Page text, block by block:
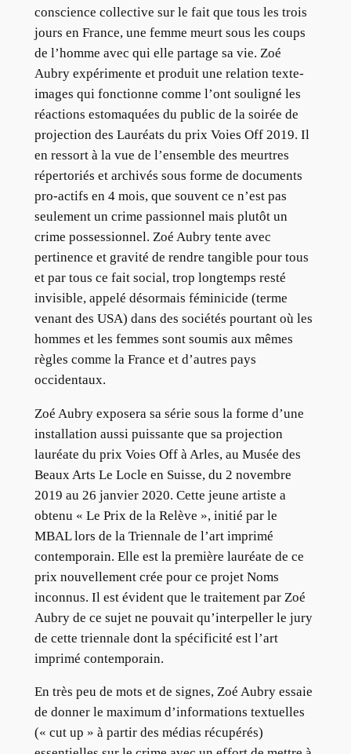
conscience collective sur le fait que tous les trois
jours en France, une femme meurt sous les coups
de l’homme avec qui elle partage sa vie. Zoé
Aubry expérimente et produit une relation texte-
images qui fonctionne comme l’ont souligné les
réactions estomaquées du public de la soirée de
projection des Lauréats du prix Voies Off 2019. Il
en ressort à la vue de l’ensemble des meurtres
répertoriés et archivés sous forme de documents
pro-actifs en 4 mois, que souvent ce n’est pas
seulement un crime passionnel mais plutôt un
crime possessionnel. Zoé Aubry tente avec
pertinence et gravité de rendre tangible pour tous
et par tous ce fait social, trop longtemps resté
invisible, appelé désormais féminicide (terme
venant des USA) dans des sociétés pourtant où les
hommes et les femmes sont soumis aux mêmes
règles comme la France et d’autres pays
occidentaux.
Zoé Aubry exposera sa série sous la forme d’une
installation aussi puissante que sa projection
lauréate du prix Voies Off à Arles, au Musée des
Beaux Arts Le Locle en Suisse, du 2 novembre
2019 au 26 janvier 2020. Cette jeune artiste a
obtenu « Le Prix de la Relève », initié par le
MBAL lors de la Triennale de l’art imprimé
contemporain. Elle est la première lauréate de ce
prix nouvellement crée pour ce projet Noms
inconnus. Il est évident que le traitement par Zoé
Aubry de ce sujet ne pouvait qu’interpeller le jury
de cette triennale dont la spécificité est l’art
imprimé contemporain.
En très peu de mots et de signes, Zoé Aubry essaie
de donner le maximum d’informations textuelles
(« cut up » à partir des médias récupérés)